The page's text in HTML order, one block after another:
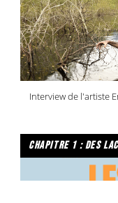
Interview de l'artiste